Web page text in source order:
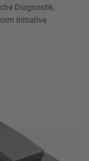
Diagnostik,
Initiative